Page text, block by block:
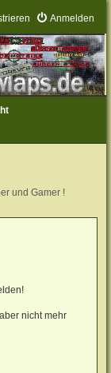
Anmelden
und Gamer !
nicht mehr